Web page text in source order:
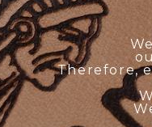
Therefore,